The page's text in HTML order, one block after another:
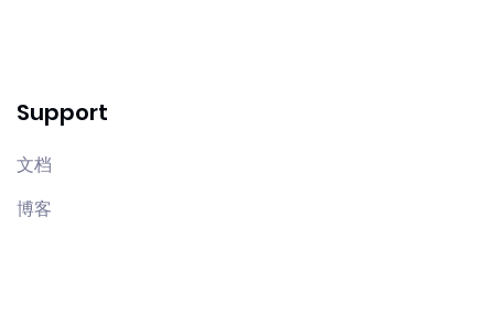
Support
文档
博客